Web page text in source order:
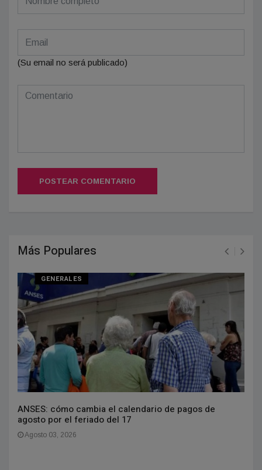
(Su email no será publicado)
POSTEAR COMENTARIO
Más Populares
GENERALES
ANSES: cómo cambia el calendario de pagos de
agosto por el feriado del 17
Agosto 03, 2026